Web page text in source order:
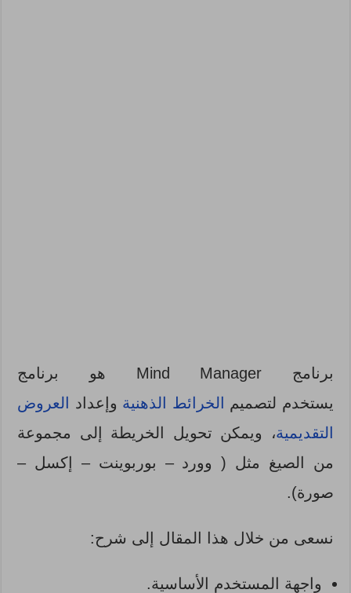
برنامج Mind Manager هو برنامج
يستخدم لتصميم
الخرائط الذهنية وإعداد
العروض
التقديمية، ويمكن تحويل الخريطة إلى مجموعة
من الصيغ مثل ( وورد – بوربوينت – إكسل –
صورة).
نسعى من خلال هذا المقال إلى شرح:
واجهة المستخدم الأساسية.